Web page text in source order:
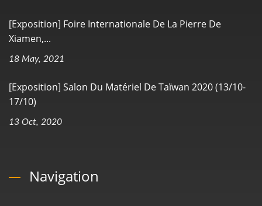
[Exposition] Foire Internationale De La Pierre De
Xiamen,...
18 May, 2021
[Exposition] Salon Du Matériel De Taïwan 2020 (13/10-
17/10)
13 Oct, 2020
Navigation